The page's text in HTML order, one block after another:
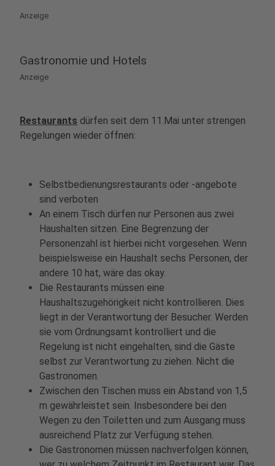
Anzeige
Gastronomie und Hotels
Anzeige
Restaurants dürfen seit dem 11.Mai unter strengen
Regelungen wieder öffnen:
Selbstbedienungsrestaurants oder -angebote
sind verboten
An einem Tisch dürfen nur Personen aus zwei
Haushalten sitzen. Eine Begrenzung der
Personenzahl ist hierbei nicht vorgesehen. Wenn
beispielsweise ein Haushalt sechs Personen, der
andere 10 hat, wäre das okay.
Die Restaurants müssen eine
Haushaltszugehörigkeit nicht kontrollieren. Dies
liegt in der Verantwortung der Besucher. Werden
sie vom Ordnungsamt kontrolliert und die
Regelung ist nicht eingehalten, sind die Gäste
selbst zur Verantwortung zu ziehen. Nicht die
Gastronomen.
Zwischen den Tischen muss ein Abstand von 1,5
m gewährleistet sein. Insbesondere bei den
Wegen zu den Toiletten und zum Ausgang muss
ausreichend Platz zur Verfügung stehen.
Die Gastronomen müssen nachverfolgen können,